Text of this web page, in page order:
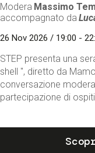
Modera Massimo
accompagnato da
26 Nov 2026 / 19:00 -
STEP presenta una
shell ", diretto da
conversazione
partecipazione di